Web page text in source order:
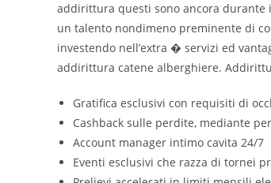
addirittura questi sono ancora durante
un talento nondimeno preminente di
investendo nell’extra � servizi ed
addirittura catene alberghiere.
Gratifica esclusivi con requisiti di
Cashback sulle perdite, mediante
Account manager intimo cavita 24/7
Eventi esclusivi che razza di tornei